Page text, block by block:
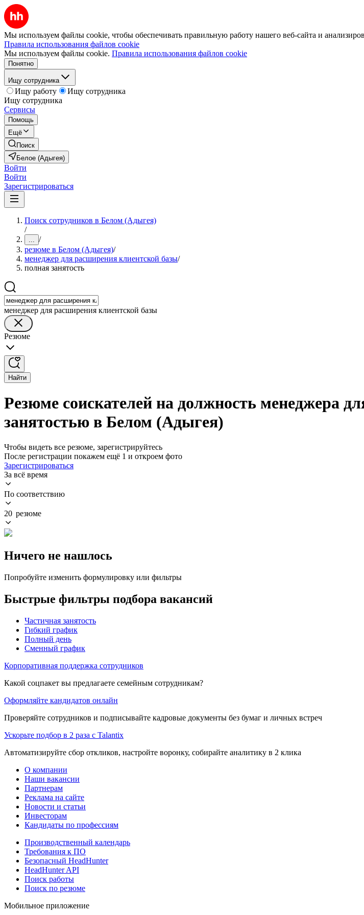
Мы используем файлы cookie, чтобы обеспечивать правильную работу нашего веб-сайта и
Правила использования файлов cookie
Мы используем файлы cookie. Правила использования файлов cookie
Понятно
Ищу сотрудника
Ищу работу
Ищу сотрудника
Ищу сотрудника
Сервисы
Помощь
Ещё
Поиск
Белое (Адыгея)
Войти
Войти
Зарегистрироваться
Поиск сотрудников в Белом (Адыгея)
/
... /
резюме в Белом (Адыгея)/
менеджер для расширения клиентской базы/
полная занятость
менеджер для расширения клиентской базы
Резюме
Найти
Резюме соискателей на должность менеджера
занятостью в Белом (Адыгея)
Чтобы видеть все резюме, зарегистрируйтесь
После регистрации покажем ещё 1 и откроем фото
Зарегистрироваться
За всё время
По соответствию
20 резюме
Ничего не нашлось
Попробуйте изменить формулировку или фильтры
Быстрые фильтры подбора вакансий
Частичная занятость
Гибкий график
Полный день
Сменный график
Корпоративная поддержка сотрудников
Какой соцпакет вы предлагаете семейным сотрудникам?
Оформляйте кандидатов онлайн
Проверяйте сотрудников и подписывайте кадровые документы без бумаг и личных встреч
Ускорьте подбор в 2 раза с Talantix
Автоматизируйте сбор откликов, настройте воронку, собирайте аналитику в 2 клика
О компании
Наши вакансии
Партнерам
Реклама на сайте
Новости и статьи
Инвесторам
Кандидаты по профессиям
Производственный календарь
Требования к ПО
Безопасный HeadHunter
HeadHunter API
Поиск работы
Поиск по резюме
Мобильное приложение